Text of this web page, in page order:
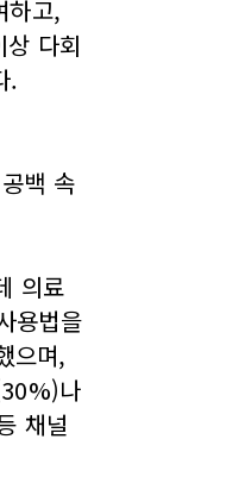
하고,
다회
.
백 속
의료
용법을
으며,
나
채널